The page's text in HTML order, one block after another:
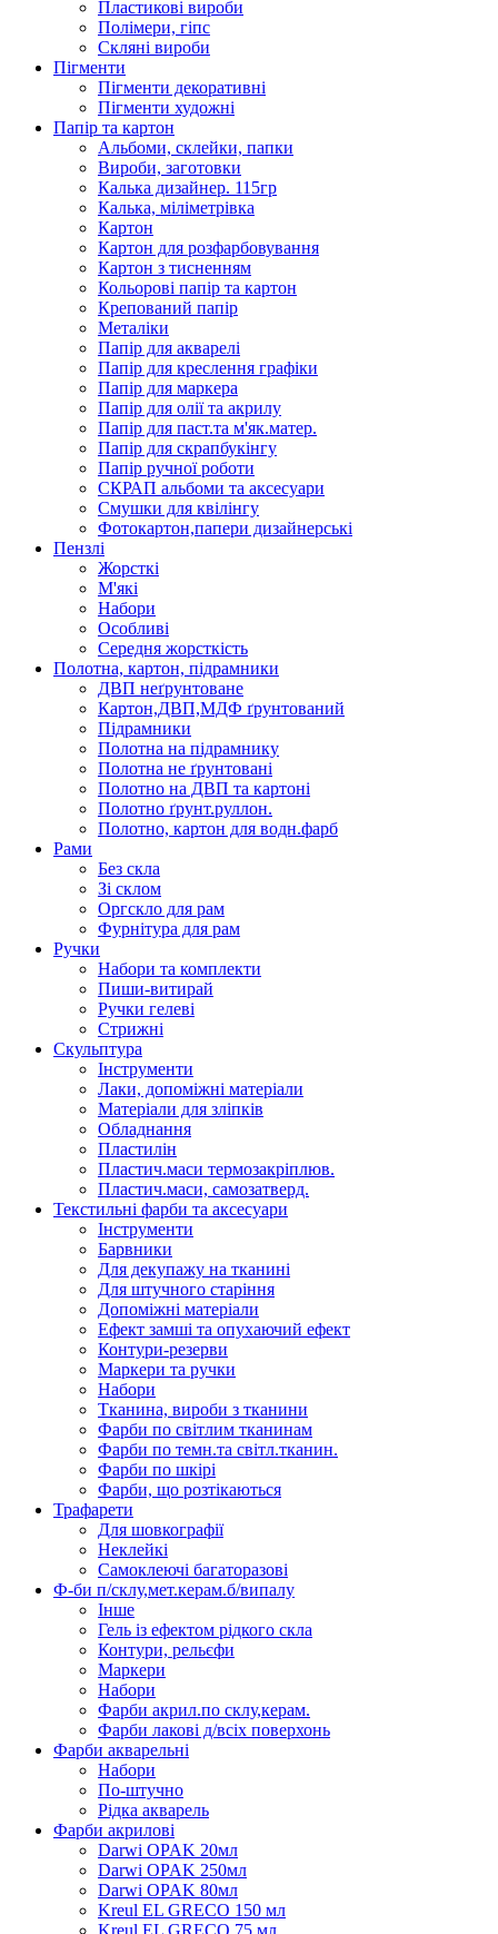
Пластикові вироби
Полімери, гіпс
Скляні вироби
Пігменти
Пігменти декоративні
Пігменти художні
Папір та картон
Альбоми, склейки, папки
Вироби, заготовки
Калька дизайнер. 115гр
Калька, міліметрівка
Картон
Картон для розфарбовування
Картон з тисненням
Кольорові папір та картон
Крепований папір
Металіки
Папір для акварелі
Папір для креслення графіки
Папір для маркера
Папір для олії та акрилу
Папір для паст.та м'як.матер.
Папір для скрапбукінгу
Папір ручної роботи
СКРАП альбоми та аксесуари
Смушки для квілінгу
Фотокартон,папери дизайнерські
Пензлі
Жорсткі
М'які
Набори
Особливі
Середня жорсткість
Полотна, картон, підрамники
ДВП неґрунтоване
Картон,ДВП,МДФ ґрунтований
Підрамники
Полотна на підрамнику
Полотна не ґрунтовані
Полотно на ДВП та картоні
Полотно ґрунт.руллон.
Полотно, картон для водн.фарб
Рами
Без скла
Зі склом
Оргскло для рам
Фурнітура для рам
Ручки
Набори та комплекти
Пиши-витирай
Ручки гелеві
Стрижні
Скульптура
Інструменти
Лаки, допоміжні матеріали
Матеріали для зліпків
Обладнання
Пластилін
Пластич.маси термозакріплюв.
Пластич.маси, самозатверд.
Текстильні фарби та аксесуари
Інструменти
Барвники
Для декупажу на тканині
Для штучного старіння
Допоміжні матеріали
Ефект замші та опухаючий ефект
Контури-резерви
Маркери та ручки
Набори
Тканина, вироби з тканини
Фарби по світлим тканинам
Фарби по темн.та світл.тканин.
Фарби по шкірі
Фарби, що розтікаються
Трафарети
Для шовкографії
Неклейкі
Самоклеючі багаторазові
Ф-би п/склу,мет.керам.б/випалу
Інше
Гель із ефектом рідкого скла
Контури, рельєфи
Маркери
Набори
Фарби акрил.по склу,керам.
Фарби лакові д/всіх поверхонь
Фарби акварельні
Набори
По-штучно
Рідка акварель
Фарби акрилові
Darwi OPAK 20мл
Darwi OPAK 250мл
Darwi OPAK 80мл
Kreul EL GRECO 150 мл
Kreul EL GRECO 75 мл